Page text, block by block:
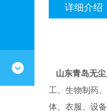
详细介绍
山东青岛无
工、生物制药
体、衣服、设